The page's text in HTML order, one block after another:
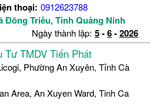
thoại: 0912623788
Đông Triều, Tỉnh Quảng Ninh
Ngày thành lập: 5-6-2026
Tư TMDV Tiến Phát
Phường An Xuyên, Tỉnh Cà
Area, An Xuyen Ward, Tinh Ca